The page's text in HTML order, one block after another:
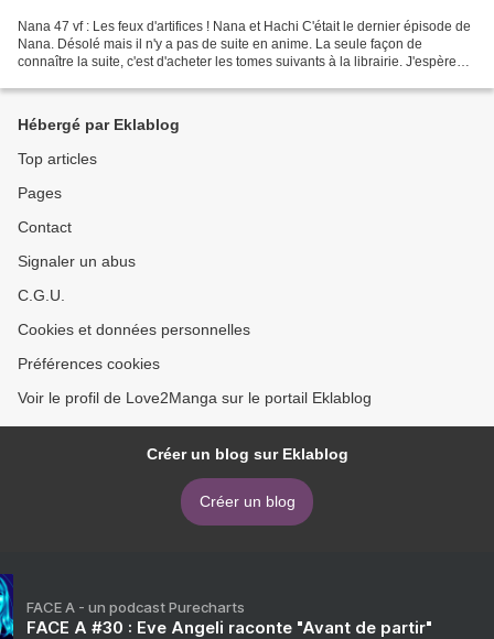
Nana 47 vf : Les feux d'artifices ! Nana et Hachi C'était le dernier épisode de
Nana. Désolé mais il n'y a pas de suite en anime. La seule façon de
connaître la suite, c'est d'acheter les tomes suivants à la librairie. J'espère
Hébergé par Eklablog
Top articles
Pages
Contact
Signaler un abus
C.G.U.
Cookies et données personnelles
Préférences cookies
Voir le profil de Love2Manga sur le portail Eklablog
Créer un blog sur Eklablog
Créer un blog
FACE A - un podcast Purecharts
FACE A #30 : Eve Angeli raconte "Avant de partir"